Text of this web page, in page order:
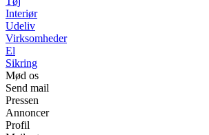
Interiør
Udeliv
Virksomheder
El
Sikring
Mød os
Send mail
Pressen
Annoncer
Profil